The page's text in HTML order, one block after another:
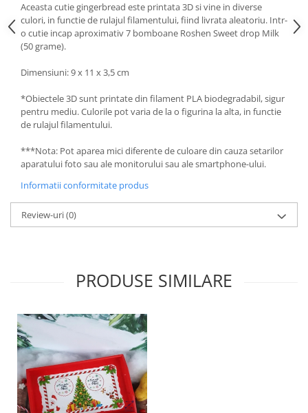
Aceasta cutie gingerbread este printata 3D si vine in diverse
culori, in functie de rulajul filamentului, fiind livrata aleatoriu. Intr-
o cutie incap aproximativ 7 bomboane Roshen Sweet drop Milk
(50 grame).
Dimensiuni: 9 x 11 x 3,5 cm
*Obiectele 3D sunt printate din filament PLA biodegradabil, sigur
pentru mediu. Culorile pot varia de la o figurina la alta, in functie
de rulajul filamentului.
***Nota: Pot aparea mici diferente de culoare din cauza setarilor
aparatului foto sau ale monitorului sau ale smartphone-ului.
Informatii conformitate produs
Review-uri(0)
PRODUSE SIMILARE